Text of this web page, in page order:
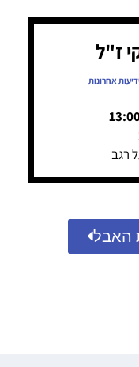
ז"ל
אחרונות
רגב
האבל